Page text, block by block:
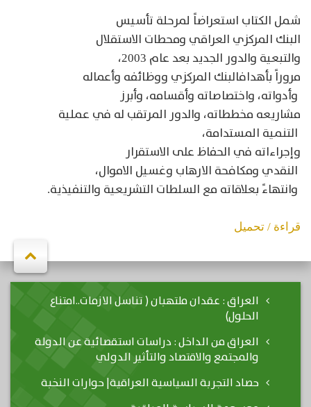
شمل الكتاب استعراضاً لمرحلة تأسيس
البنك المركزي العراقي ومحطات الاستقلال
والتبعية والدورالجديد بعد عام
،
مروراًبأهدافالبنك المركزي ووظائفه وأعماله
وأدواته، واختصاصاته وأقسامه، وأبرز
مشاريعه مخططاته، والدورالمرتقب له في عملية
التنمية المستدامة،
وإجراءاته في الحفاظعلى الاستقرار
النقدي ومكافحة الارهاب وغسيل الاموال،
وانتهاءً بعلاقاته مع السلطات التشريعية والتنفيذية.
قراءة / تحميل
العراق : عقدان ملتهبان ( تناسل الازمات..امتناع
الحلول)
العراق من الداخل : دراسات استقصائية عن الدولة
والمجتمع والاقتصاد والتأثير الدولي
حصاد التجربة السياسية العراقية| حوارات النخبة